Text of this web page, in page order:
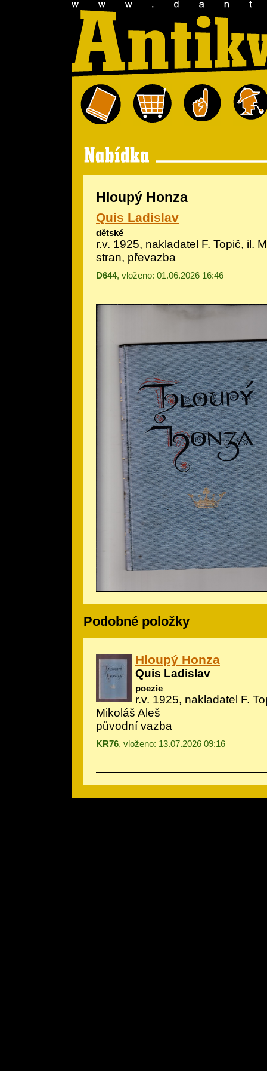
Hloupý Honza
Quis Ladislav
dětské
r.v. 1925, nakladatel F. Topič, il.
stran, převazba
D644, vloženo: 01.06.2026 16:46
Podobné položky
Hloupý Honza
Quis Ladislav
poezie
r.v. 1925, nakladatel F.
Mikoláš Aleš
původní vazba
KR76, vloženo: 13.07.2026 09:16